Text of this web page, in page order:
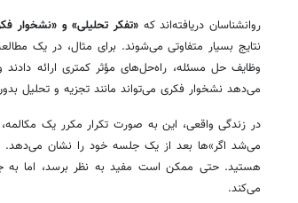
روانشناسان دریافته‌اند که«تفکر تحلیلی» و «نشخوار
نتایج بسیار متفاوتی می‌شوند. برای مثال، در یک
وظایف حل مسئله، راه‌حل‌های مؤثر کمتری ارائه
می‌دهد نشخوار فکری می‌تواند مانند تجزیه و تحلیل
در زندگی واقعی، این به صورت تکرار مکرر یک
می‌شد اگر»ها بعد از یک جلسه خود را نشان می‌دهد.
هستید. حتی ممکن است مفید به نظر برسد، اما به
می‌کند.